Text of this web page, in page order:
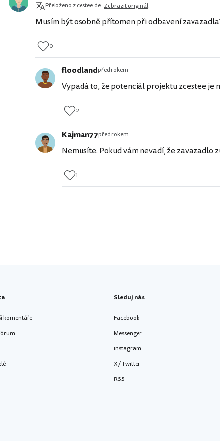
Přeloženo z cestee.de Zobrazit originál
Musím být osobně přítomen při odbavení
0
floodlandpřed rokem
Vypadá to, že potenciál projektu zcestee je
2
Kajman77před rokem
Nemusíte. Pokud vám nevadí, že zavazadlo
1
komentáře
Sleduj nás
Facebook
Messenger
Instagram
X / Twitter
RSS